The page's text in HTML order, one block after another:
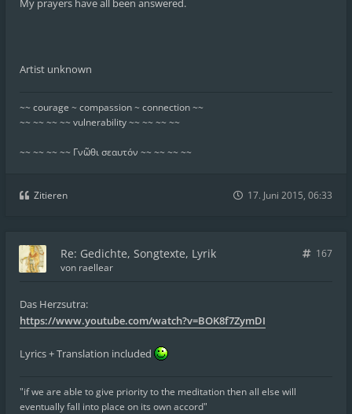
My prayers have all been answered.
Artist unknown
~~ courage ~ compassion ~ connection ~~
~~ ~~ ~~ ~~ vulnerability ~~ ~~ ~~ ~~
~~ ~~ ~~ ~~ Γνῶθι σεαυτόν ~~ ~~ ~~ ~~
Zitieren 17. Juni 2015, 06:33
Re: Gedichte, Songtexte, Lyrik
167
von raellear
Das Herzsutra:
https://www.youtube.com/watch?v=BOK8f7ZymDI
Lyrics + Translation included
"if we are able to give priority to the meditation then all else will
eventually fall into place on its own accord"